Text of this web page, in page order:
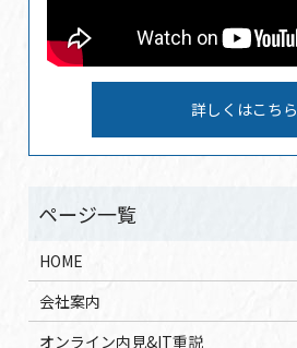
詳しくはこちら
HOME
会社案内
オンライン内見&IT重説